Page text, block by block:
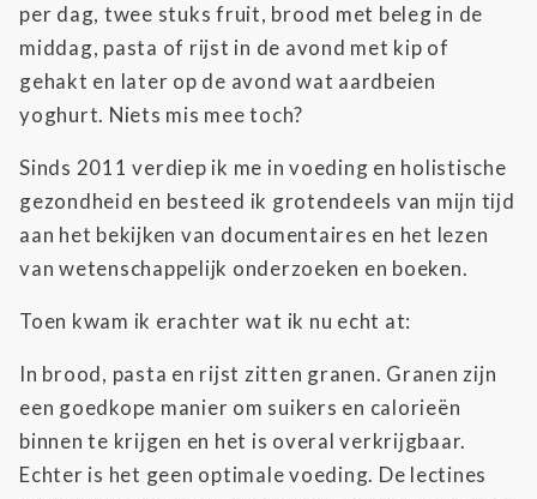
per dag, twee stuks fruit, brood met beleg in de
middag, pasta of rijst in de avond met kip of
gehakt en later op de avond wat aardbeien
yoghurt. Niets mis mee toch?
Sinds 2011 verdiep ik me in voeding en holistische
gezondheid en besteed ik grotendeels van mijn tijd
aan het bekijken van documentaires en het lezen
van wetenschappelijk onderzoeken en boeken.
Toen kwam ik erachter wat ik nu echt at:
In brood, pasta en rijst zitten granen. Granen zijn
een goedkope manier om suikers en calorieën
binnen te krijgen en het is overal verkrijgbaar.
Echter is het geen optimale voeding. De lectines